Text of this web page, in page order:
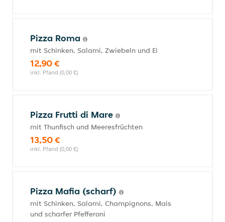
Pizza Roma
mit Schinken, Salami, Zwiebeln und Ei
12,90 €
inkl. Pfand (0,00 €)
Pizza Frutti di Mare
mit Thunfisch und Meeresfrüchten
13,50 €
inkl. Pfand (0,00 €)
Pizza Mafia (scharf)
mit Schinken, Salami, Champignons, Mais
und scharfer Pfefferoni